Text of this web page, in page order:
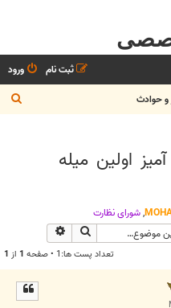
ورود
ثبت نام
و حوادث
س
اولین میله
,شوراي نظارت
جستجو
تعداد پست ها:1 • صفحه 1 از 1